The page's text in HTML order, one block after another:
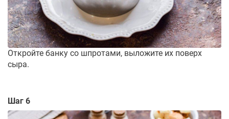
Откройте банку со шпротами, выложите их поверх
сыра.
Шаг 6